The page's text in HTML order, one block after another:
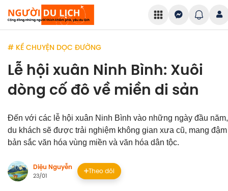
# KỂ CHUYỆN DỌC ĐƯỜNG
Lễ hội xuân Ninh Bình: Xuôi
dòng cố đô về miền di sản
Đến với các lễ hội xuân Ninh Bình vào những ngày đầu năm,
du khách sẽ được trải nghiệm không gian xưa cũ, mang đậm
bản sắc văn hóa vùng miền và văn hóa dân tộc.
Diệu Nguyễn
23/01
Theo dõi